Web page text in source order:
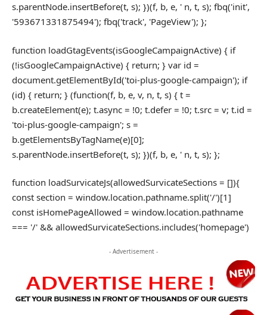
s.parentNode.insertBefore(t, s); })(f, b, e, ' n, t, s); fbq('init',
'593671331875494'); fbq('track', 'PageView'); };
function loadGtagEvents(isGoogleCampaignActive) { if
(!isGoogleCampaignActive) { return; } var id =
document.getElementById('toi-plus-google-campaign'); if
(id) { return; } (function(f, b, e, v, n, t, s) { t =
b.createElement(e); t.async = !0; t.defer = !0; t.src = v; t.id =
'toi-plus-google-campaign'; s =
b.getElementsByTagName(e)[0];
s.parentNode.insertBefore(t, s); })(f, b, e, ' n, t, s); };
function loadSurvicateJs(allowedSurvicateSections = []){
const section = window.location.pathname.split('/')[1]
const isHomePageAllowed = window.location.pathname
=== '/' && allowedSurvicateSections.includes('homepage')
- Advertisement -